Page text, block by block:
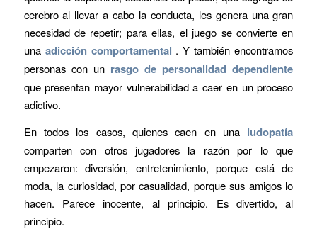
cerebro al llevar a cabo la conducta, les genera una gran
necesidad de repetir; para ellas, el juego se convierte en
una adicción comportamental . Y también encontramos
personas con un rasgo de personalidad dependiente
que presentan mayor vulnerabilidad a caer en un proceso
adictivo.
En todos los casos, quienes caen en una ludopatía
comparten con otros jugadores la razón por lo que
empezaron: diversión, entretenimiento, porque está de
moda, la curiosidad, por casualidad, porque sus amigos lo
hacen. Parece inocente, al principio. Es divertido, al
principio.